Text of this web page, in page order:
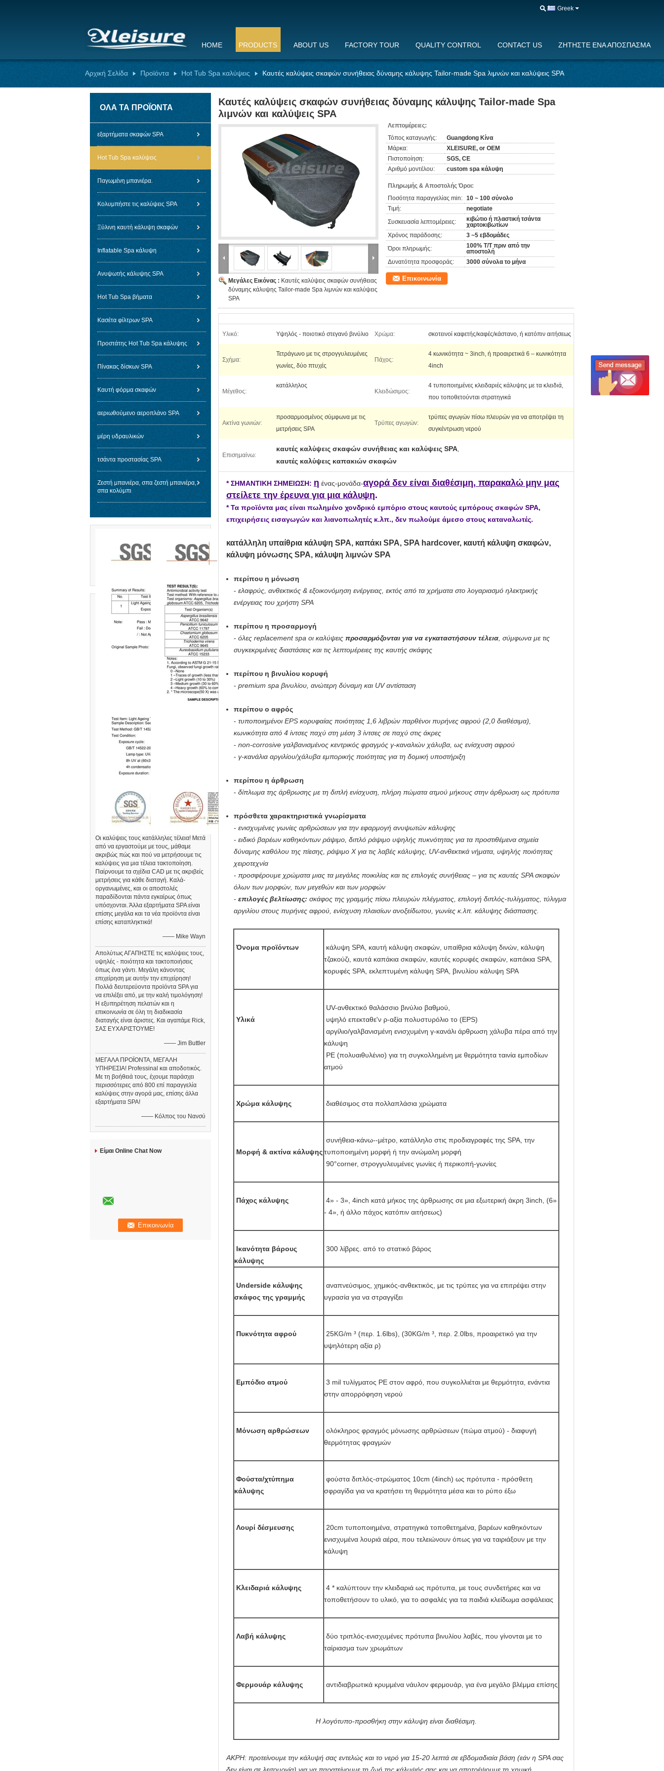
Greek
HOME PRODUCTS ABOUT US FACTORY TOUR QUALITY CONTROL CONTACT US ΖΗΤΉΣΤΕ ΈΝΑ ΑΠΌΣΠΑΣΜΑ
Αρχική Σελίδα Προϊόντα Hot Tub Spa καλύψεις Καυτές καλύψεις σκαφών συνήθειας δύναμης κάλυψης Tailor-made Spa λιμνών και καλύψεις SPA
ΌΛΑ ΤΑ ΠΡΟΪΌΝΤΑ
εξαρτήματα σκαφών SPA
Hot Tub Spa καλύψεις
Παγωμένη μπανιέρα.
Κολυμπήστε τις καλύψεις SPA
Ξύλινη καυτή κάλυψη σκαφών
Inflatable Spa κάλυψη
Ανυψωτής κάλυψης SPA
Hot Tub Spa βήματα
Κασέτα φίλτρων SPA
Προστάτης Hot Tub Spa κάλυψης
Πίνακας δίσκων SPA
Καυτή φόρμα σκαφών
αεριωθούμενο αεροπλάνο SPA
μέρη υδραυλικών
τσάντα προστασίας SPA
Ζεστή μπανιέρα, σπα ζεστή μπανιέρα,
σπα κολύμπι
Οι καλύψεις τους κατάλληλες τέλεια! Μετά
από να εργαστούμε με τους, μάθαμε
ακριβώς πώς και πού να μετρήσουμε τις
καλύψεις για μια τέλεια τακτοποίηση.
Παίρνουμε τα σχέδια CAD με τις ακριβείς
μετρήσεις για κάθε διαταγή. Καλά-
οργανωμένες, και οι αποστολές
παραδίδονται πάντα εγκαίρως όπως
υπόσχονται. Άλλα εξαρτήματα SPA είναι
επίσης μεγάλα και τα νέα προϊόντα είναι
επίσης καταπληκτικά!
—— Mike Wayn
Απολύτως ΑΓΑΠΗΣΤΕ τις καλύψεις τους,
υψηλές - ποιότητα και τακτοποιήσεις
όπως ένα γάντι. Μεγάλη κάνοντας
επιχείρηση με αυτήν την επιχείρηση!
Πολλά δευτερεύοντα προϊόντα SPA για
να επιλέξει από, με την καλή τιμολόγηση!
Η εξυπηρέτηση πελατών και η
επικοινωνία σε όλη τη διαδικασία
διαταγής είναι άριστες. Και αγαπάμε Rick,
ΣΑΣ ΕΥΧΑΡΙΣΤΟΥΜΕ!
—— Jim Buttler
ΜΕΓΑΛΑ ΠΡΟΪΟΝΤΑ, ΜΕΓΑΛΗ
ΥΠΗΡΕΣΙΑ! Professinal και αποδοτικός.
Με τη βοήθειά τους, έχουμε παράσχει
περισσότερες από 800 επί παραγγελία
καλύψεις στην αγορά μας, επίσης άλλα
εξαρτήματα SPA!
—— Κόλπος του Νανσύ
Είμαι Online Chat Now
Καυτές καλύψεις σκαφών συνήθειας δύναμης κάλυψης Tailor-made Spa
λιμνών και καλύψεις SPA
Μεγάλες Εικόνας : Καυτές καλύψεις σκαφών συνήθειας
δύναμης κάλυψης Tailor-made Spa λιμνών και καλύψεις
SPA
Λεπτομέρειες:
Τόπος καταγωγής:
Guangdong Κίνα
Μάρκα:
XLEISURE, or OEM
Πιστοποίηση:
SGS, CE
Αριθμό μοντέλου:
custom spa κάλυψη
Πληρωμής & Αποστολής Όροι:
Ποσότητα παραγγελίας min: 10 ~ 100 σύνολο
Τιμή:
negotiate
Συσκευασία λεπτομέρειες:
κιβώτιο ή πλαστική τσάντα
χαρτοκιβωτίων
Χρόνος παράδοσης:
3 ~5 εβδομάδες
Όροι πληρωμής:
100% T/T πριν από την
αποστολή
Δυνατότητα προσφοράς:
3000 σύνολα το μήνα
Επικοινωνία
Υλικό: Υψηλός - ποιοτικό στεγανό βινύλιο Χρώμα: σκοτεινοί καφετής/καφές/κάστανο, ή κατόπιν αιτήσεως
Σχήμα:
Τετράγωνο με τις στρογγυλευμένες
γωνίες, δύο πτυχές
Πάχος:
4 κωνικότητα ~ 3inch, ή προαιρετικά 6 – κωνικότητα
4inch
Μέγεθος:
κατάλληλος
Κλειδώσιμος:
4 τυποποιημένες κλειδαριές κάλυψης με τα κλειδιά,
που τοποθετούνται στρατηγικά
Ακτίνα γωνιών:
προσαρμοσμένος σύμφωνα με τις
μετρήσεις SPA
Τρύπες αγωγών:
τρύπες αγωγών πίσω πλευρών για να αποτρέψει τη
συγκέντρωση νερού
Επισημαίνω:
καυτές καλύψεις σκαφών συνήθειας και καλύψεις SPA,
καυτές καλύψεις καπακιών σκαφών
* ΣΗΜΑΝΤΙΚΗ ΣΗΜΕΙΩΣΗ: η ένας-μονάδα-αγορά δεν είναι διαθέσιμη, παρακαλώ μην μας
στείλετε την έρευνα για μια κάλυψη.
* Τα προϊόντα μας είναι πωλημένο χονδρικό εμπόριο στους καυτούς εμπόρους σκαφών SPA,
επιχειρήσεις εισαγωγών και λιανοπωλητές κ.λπ., δεν πωλούμε άμεσο στους καταναλωτές.
κατάλληλη υπαίθρια κάλυψη SPA, καπάκι SPA, SPA hardcover, καυτή κάλυψη σκαφών,
κάλυψη μόνωσης SPA, κάλυψη λιμνών SPA
περίπου η μόνωση
- ελαφρύς, ανθεκτικός & εξοικονόμηση ενέργειας, εκτός από τα χρήματα στο λογαριασμό ηλεκτρικής
ενέργειας του χρήστη SPA
περίπου η προσαρμογή
- όλες replacement spa οι καλύψεις προσαρμόζονται για να εγκαταστήσουν τέλεια , σύμφωνα με τις
συγκεκριμένες διαστάσεις και τις λεπτομέρειες της καυτής σκάφης
περίπου η βινυλίου κορυφή
- premium spa βινυλίου, ανώτερη δύναμη και UV αντίσταση
περίπου ο αφρός
- τυποποιημένοι EPS κορυφαίας ποιότητας 1,6 λιβρών παρθένοι πυρήνες αφρού (2,0 διαθέσιμα),
κωνικότητα από 4 ίντσες παχύ στη μέση 3 ίντσες σε παχύ στις άκρες
- non-corrosive γαλβανισμένος κεντρικός φραγμός γ-καναλιών χάλυβα, ως ενίσχυση αφρού
- γ-κανάλια αργιλίου/χάλυβα εμπορικής ποιότητας για τη δομική υποστήριξη
περίπου η άρθρωση
- δίπλωμα της άρθρωσης με τη διπλή ενίσχυση, πλήρη πώματα ατμού μήκους στην άρθρωση ως πρότυπα
πρόσθετα χαρακτηριστικά γνωρίσματα
- ενισχυμένες γωνίες αρθρώσεων για την εφαρμογή ανυψωτών κάλυψης
- ειδικό βαρέων καθηκόντων ράψιμο, διπλό ράψιμο υψηλής πυκνότητας για τα προστιθέμενα σημεία
δύναμης καθόλου της πίεσης, ράψιμο Χ για τις λαβές κάλυψης, UV-ανθεκτικά νήματα, υψηλής ποιότητας
χειροτεχνία
- προσφέρουμε χρώματα μιας τα μεγάλες ποικιλίας και τις επιλογές συνήθειας – για τις καυτές SPA σκαφών
όλων των μορφών, των μεγεθών και των μορφών
- επιλογές βελτίωσης: σκάφος της γραμμής πίσω πλευρών πλέγματος, επιλογή διπλός-τυλίγματος, τύλιγμα
αργιλίου στους πυρήνες αφρού, ενίσχυση πλαισίων ανοξείδωτου, γωνίες κ.λπ. κάλυψης διάσπασης.
Όνομα προϊόντων
κάλυψη SPA, καυτή κάλυψη σκαφών, υπαίθρια κάλυψη δινών, κάλυψη
τζακούζι, καυτά καπάκια σκαφών, καυτές κορυφές σκαφών, καπάκια SPA,
κορυφές SPA, εκλεπτυμένη κάλυψη SPA, βινυλίου κάλυψη SPA
Υλικά
UV-ανθεκτικό θαλάσσιο βινύλιο βαθμού,
υψηλό επεκταθε'ν ρ-αξία πολυστυρόλιο το (EPS)
αργίλιο/γαλβανισμένη ενισχυμένη γ-κανάλι άρθρωση χάλυβα πέρα από την
κάλυψη
PE (πολυαιθυλένιο) για τη συγκολλημένη με θερμότητα ταινία εμποδίων
ατμού
Χρώμα κάλυψης διαθέσιμος στα πολλαπλάσια χρώματα
Μορφή & ακτίνα κάλυψης
συνήθεια-κάνω--μέτρο, κατάλληλο στις προδιαγραφές της SPA, την
τυποποιημένη μορφή ή την ανώμαλη μορφή
90°corner, στρογγυλευμένες γωνίες ή περικοπή-γωνίες
Πάχος κάλυψης
4» - 3», 4inch κατά μήκος της άρθρωσης σε μια εξωτερική άκρη 3inch, (6»
- 4», ή άλλο πάχος κατόπιν αιτήσεως)
Ικανότητα βάρους
κάλυψης
300 λίβρες. από το στατικό βάρος
Underside κάλυψης
σκάφος της γραμμής
αναπνεύσιμος, χημικός-ανθεκτικός, με τις τρύπες για να επιτρέψει στην
υγρασία για να στραγγίξει
Πυκνότητα αφρού
25KG/m ³ (περ. 1.6lbs), (30KG/m ³, περ. 2.0lbs, προαιρετικό για την
υψηλότερη αξία ρ)
Εμπόδιο ατμού
3 mil τυλίγματος PE στον αφρό, που συγκολλιέται με θερμότητα, ενάντια
στην απορρόφηση νερού
Μόνωση αρθρώσεων
ολόκληρος φραγμός μόνωσης αρθρώσεων (πώμα ατμού) - διαφυγή
θερμότητας φραγμών
Φούστα/χτύπημα
κάλυψης
φούστα διπλός-στρώματος 10cm (4inch) ως πρότυπα - πρόσθετη
σφραγίδα για να κρατήσει τη θερμότητα μέσα και το ρύπο έξω
Λουρί δέσμευσης
20cm τυποποιημένα, στρατηγικά τοποθετημένα, βαρέων καθηκόντων
ενισχυμένα λουριά αέρα, που τελειώνουν όπως για να ταιριάξουν με την
κάλυψη
Κλειδαριά κάλυψης
4 * καλύπτουν την κλειδαριά ως πρότυπα, με τους συνδετήρες και να
τοποθετήσουν το υλικό, για το ασφαλές για τα παιδιά κλείδωμα ασφάλειας
Λαβή κάλυψης
δύο τριπλός-ενισχυμένες πρότυπα βινυλίου λαβές, που γίνονται με το
ταίριασμα των χρωμάτων
Φερμουάρ κάλυψης αντιδιαβρωτικά κρυμμένα νάυλον φερμουάρ, για ένα μεγάλο βλέμμα επίσης
Η λογότυπο-προσθήκη στην κάλυψη είναι διαθέσιμη.
ΑΚΡΗ: προτείνουμε την κάλυψή σας εντελώς και το νερό για 15-20 λεπτά σε εβδομαδιαία βάση (εάν η SPA σας